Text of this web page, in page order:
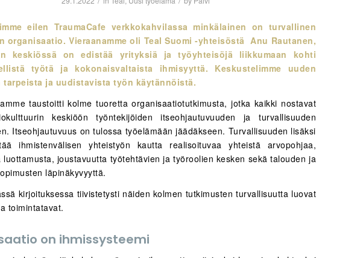
eilen TraumaCafe verkkokahvilassa minkälainen on turvallinen
organisaatio. Vieraanamme oli Teal Suomi -yhteisöstä Anu Rautanen,
keskiössä on edistää yrityksiä ja työyhteisöjä liikkumaan kohti
työtä ja kokonaisvaltaista ihmisyyttä. Keskustelimme uuden
tarpeista ja uudistavista työn käytännöistä.
taustoitti kolme tuoretta organisaatiotutkimusta, jotka kaikki nostavat
keskiöön työntekijöiden itseohjautuvuuden ja turvallisuuden
Itseohjautuvuus on tulossa työelämään jäädäkseen. Turvallisuuden lisäksi
ihmistenvälisen yhteistyön kautta realisoituvaa yhteistä arvopohjaa,
luottamusta, joustavuutta työtehtävien ja työroolien kesken sekä talouden ja
läpinäkyvyyttä.
kirjoituksessa tiivistetysti näiden kolmen tutkimusten turvallisuutta luovat
toimintatavat.
on ihmissysteemi